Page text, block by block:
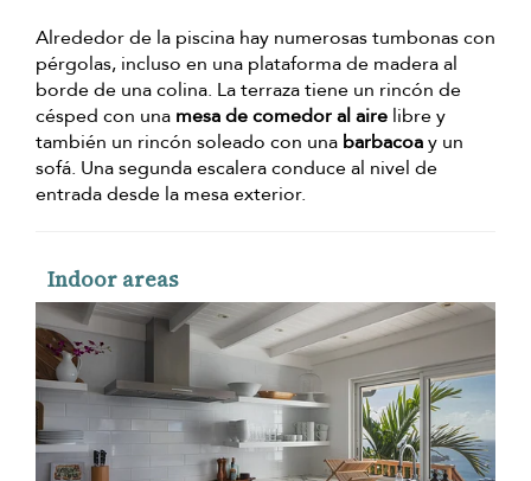
Alrededor de la piscina hay numerosas tumbonas con
pérgolas, incluso en una plataforma de madera al
borde de una colina. La terraza tiene un rincón de
césped con una mesa de comedor al aire libre y
también un rincón soleado con una barbacoay un
sofá. Una segunda escalera conduce al nivel de
entrada desde la mesa exterior.
Indoor areas